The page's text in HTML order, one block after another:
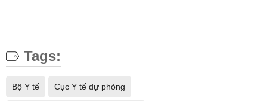
Tags:
Bộ Y tế Cục Y tế dự phòng